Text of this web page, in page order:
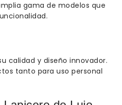
gama de modelos que
calidad y diseño innovador.
tanto para uso personal